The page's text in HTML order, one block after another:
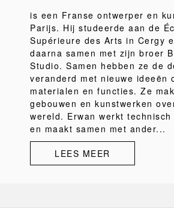
is een Franse ontwerper en
Parijs. Hij studeerde aan de
Supérieure des Arts in Cergy
daarna samen met zijn broer
Studio. Samen hebben ze de
veranderd met nieuwe ideeën
materialen en functies. Ze
gebouwen en kunstwerken
wereld. Erwan werkt
en maakt samen met ander...
LEES MEER